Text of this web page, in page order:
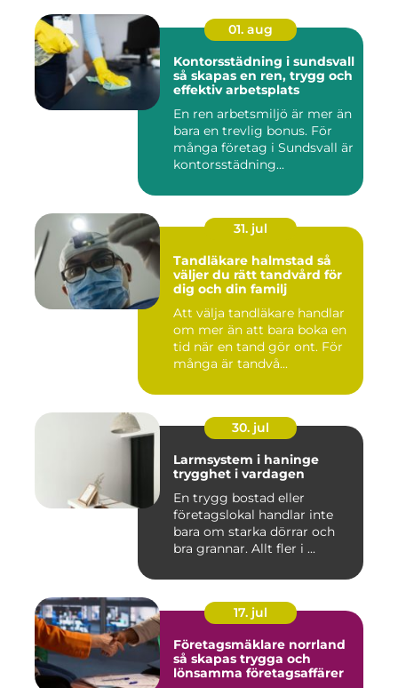
01. aug
Kontorsstädning i sundsvall
så skapas en ren, trygg och
effektiv arbetsplats
En ren arbetsmiljö är mer än
bara en trevlig bonus. För
många företag i Sundsvall är
kontorsstädning...
31. jul
Tandläkare halmstad så
väljer du rätt tandvård för
dig och din familj
Att välja tandläkare handlar
om mer än att bara boka en
tid när en tand gör ont. För
många är tandvå...
30. jul
Larmsystem i haninge
trygghet i vardagen
En trygg bostad eller
företagslokal handlar inte
bara om starka dörrar och
bra grannar. Allt fler i ...
17. jul
Företagsmäklare norrland
så skapas trygga och
lönsamma företagsaffärer